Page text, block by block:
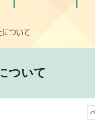
ついて
ついて